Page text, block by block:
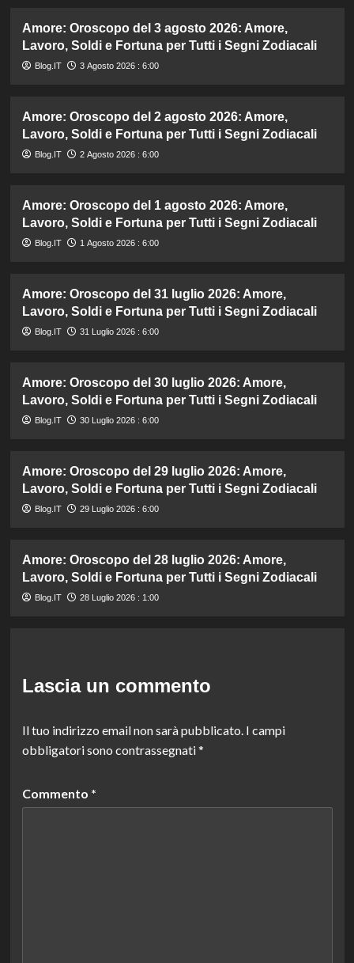
Amore: Oroscopo del 3 agosto 2026: Amore,
Lavoro, Soldi e Fortuna per Tutti i Segni Zodiacali
Blog.IT 3 Agosto 2026 : 6:00
Amore: Oroscopo del 2 agosto 2026: Amore,
Lavoro, Soldi e Fortuna per Tutti i Segni Zodiacali
Blog.IT 2 Agosto 2026 : 6:00
Amore: Oroscopo del 1 agosto 2026: Amore,
Lavoro, Soldi e Fortuna per Tutti i Segni Zodiacali
Blog.IT 1 Agosto 2026 : 6:00
Amore: Oroscopo del 31 luglio 2026: Amore,
Lavoro, Soldi e Fortuna per Tutti i Segni Zodiacali
Blog.IT 31 Luglio 2026 : 6:00
Amore: Oroscopo del 30 luglio 2026: Amore,
Lavoro, Soldi e Fortuna per Tutti i Segni Zodiacali
Blog.IT 30 Luglio 2026 : 6:00
Amore: Oroscopo del 29 luglio 2026: Amore,
Lavoro, Soldi e Fortuna per Tutti i Segni Zodiacali
Blog.IT 29 Luglio 2026 : 6:00
Amore: Oroscopo del 28 luglio 2026: Amore,
Lavoro, Soldi e Fortuna per Tutti i Segni Zodiacali
Blog.IT 28 Luglio 2026 : 1:00
Lascia un commento
Il tuo indirizzo email non sarà pubblicato. I campi
obbligatori sono contrassegnati*
Commento *